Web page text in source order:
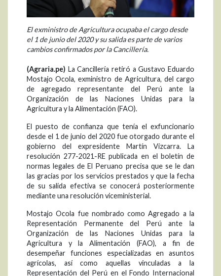
El exministro de Agricultura ocupaba el cargo desde
el 1 de junio del 2020 y su salida es parte de varios
cambios confirmados por la Cancillería.
(Agraria.pe) La Cancillería retiró a Gustavo Eduardo
Mostajo Ocola, exministro de Agricultura, del cargo
de agregado representante del Perú ante la
Organización de las Naciones Unidas para la
Agricultura y la Alimentación (FAO).
El puesto de confianza que tenía el exfuncionario
desde el 1 de junio del 2020 fue otorgado durante el
gobierno del expresidente Martín Vizcarra. La
resolución 277-2021-RE publicada en el boletín de
normas legales de El Peruano precisa que se le dan
las gracias por los servicios prestados y que la fecha
de su salida efectiva se conocerá posteriormente
mediante una resolución viceministerial.
Mostajo Ocola fue nombrado como Agregado a la
Representación Permanente del Perú ante la
Organización de las Naciones Unidas para la
Agricultura y la Alimentación (FAO), a fin de
desempeñar funciones especializadas en asuntos
agrícolas, así como aquellas vinculadas a la
Representación del Perú en el Fondo Internacional